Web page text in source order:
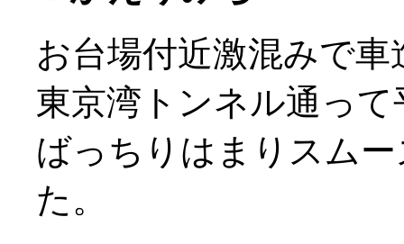
お台場付近激混みで車
東京湾トンネル通っ
ばっちりはまりスム
た。